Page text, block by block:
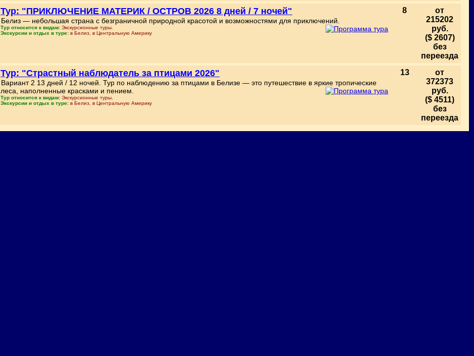
Тур: "ПРИКЛЮЧЕНИЕ МАТЕРИК / ОСТРОВ 2026 8 дней / 7 ночей"
Белиз — небольшая страна с безграничной природной красотой и возможностями для приключений.
Тур относится к видам: Экскурсионные туры.
Экскурсии и отдых в туре: в Белиз, в Центральную Америку
8
от
215202
руб.
($ 2607)
без
переезда
Тур: "Страстный наблюдатель за птицами 2026"
Вариант 2 13 дней / 12 ночей. Тур по наблюдению за птицами в Белизе — это путешествие в яркие тропические
леса, наполненные красками и пением.
Тур относится к видам: Экскурсионные туры.
Экскурсии и отдых в туре: в Белиз, в Центральную Америку
13
от
372373
руб.
($ 4511)
без
переезда